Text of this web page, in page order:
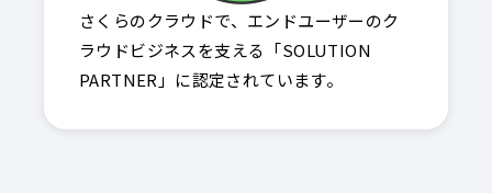
さくらのクラウドで、エンドユーザーのク
ラウドビジネスを支える「SOLUTION
PARTNER」に認定されています。